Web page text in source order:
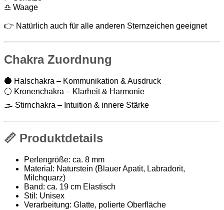
♎ Waage
👉 Natürlich auch für alle anderen Sternzeichen geeignet
Chakra Zuordnung
🔵 Halschakra – Kommunikation & Ausdruck
⚪ Kronenchakra – Klarheit & Harmonie
🌫️ Stirnchakra – Intuition & innere Stärke
📏 Produktdetails
Perlengröße: ca. 8 mm
Material: Naturstein (Blauer Apatit, Labradorit,
Milchquarz)
Band: ca. 19 cm Elastisch
Stil: Unisex
Verarbeitung: Glatte, polierte Oberfläche